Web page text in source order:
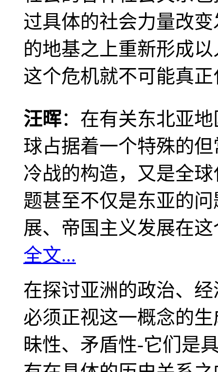
过具体的社会力量改
的地基之上重新形成
这个危机就不可能真
汪晖：在有关东北亚
球占据着一个特殊的
冷战的构造，又是全
题甚至不仅是东亚的
展、帝国主义发展在
全文...
在探讨亚洲的政治、
必须正视这一概念的
昧性、矛盾性-它们是